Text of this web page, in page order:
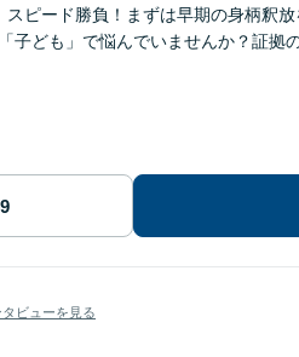
スピード勝負！まずは早期の身柄釈
子ども」で悩んでいませんか？証拠
タビューを見る